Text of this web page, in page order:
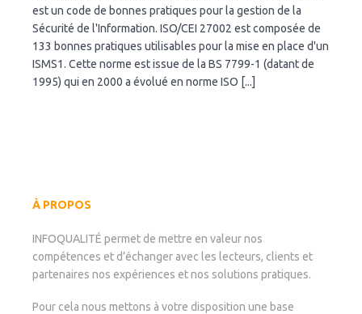
norme
ISO
27002
–
code
de
l’information
est un code de bonnes pratiques pour la gestion de la
Sécurité de l'Information. ISO/CEI 27002 est composée de
133 bonnes pratiques utilisables pour la mise en place d'un
ISMS1. Cette norme est issue de la BS 7799-1 (datant de
1995) qui en 2000 a évolué en norme ISO [...]
À PROPOS
INFOQUALITÉ permet de mettre en valeur nos
compétences et d’échanger avec les lecteurs, clients et
partenaires nos expériences et nos solutions pratiques.
Pour cela nous mettons à votre disposition une base